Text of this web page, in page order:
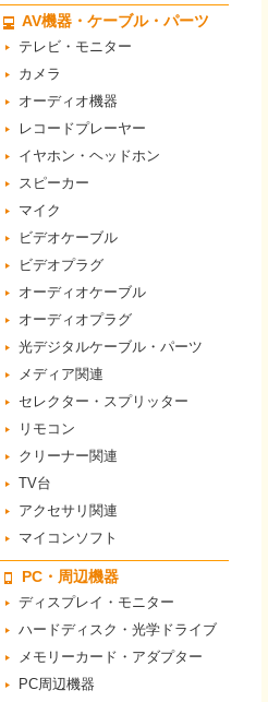
AV機器・ケーブル・パーツ
テレビ・モニター
カメラ
オーディオ機器
レコードプレーヤー
イヤホン・ヘッドホン
スピーカー
マイク
ビデオケーブル
ビデオプラグ
オーディオケーブル
オーディオプラグ
光デジタルケーブル・パーツ
メディア関連
セレクター・スプリッター
リモコン
クリーナー関連
TV台
アクセサリ関連
マイコンソフト
PC・周辺機器
ディスプレイ・モニター
ハードディスク・光学ドライブ
メモリーカード・アダプター
PC周辺機器